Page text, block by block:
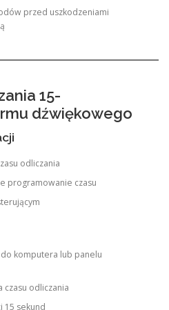
przed uszkodzeniami
15-
dźwiękowego
odliczania
programowanie czasu
komputera lub panelu
czasu odliczania
15 sekund